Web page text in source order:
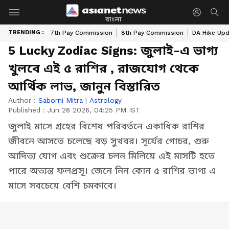
বাংলা
TRENDING : 7th Pay Commission 8th Pay Commission DA Hike
5 Lucky Zodiac Signs: জুলাই-এ ভাগ্য
খুলবে এই ৫ রাশির , রাজযোগ থেকে
আর্থিক লাভ, জানুন বিস্তারিত
Author : Saborni Mitra | Astrology
Published : Jun 26 2026, 04:25 PM IST
জুলাই মাসে গ্রহের বিশেষ পরিবর্তনে একাধিক রাশির
জীবনে আসতে চলেছে বড় সুখবর। সূর্যের গোচর, গুরু
আদিত্য যোগ এবং শুক্রের চলন মিলিয়ে এই মাসটি হতে
পারে অত্যন্ত ফলপ্রসূ। জেনে নিন কোন ৫ রাশির ভাগ্য এ
মাসে সবচেয়ে বেশি চমকাবে।